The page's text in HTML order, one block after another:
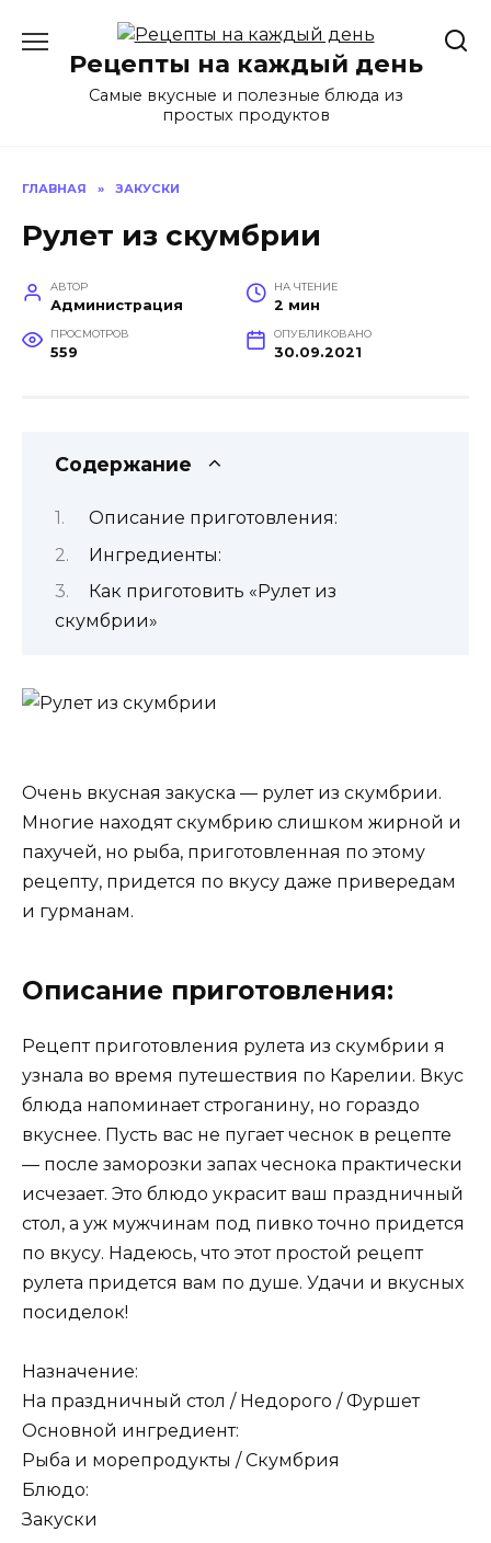
содержаниюРецепты на каждый день
Самые вкусные и полезные блюда из
простых продуктов
ГЛАВНАЯ » ЗАКУСКИ
Рулет из скумбрии
АВТОР
Администрация
НА ЧТЕНИЕ
2 мин
ПРОСМОТРОВ
559
ОПУБЛИКОВАНО
30.09.2021
Содержание
Описание приготовления:
Ингредиенты:
Как приготовить «Рулет из
скумбрии»
Очень вкусная закуска — рулет из скумбрии.
Многие находят скумбрию слишком жирной и
пахучей, но рыба, приготовленная по этому
рецепту, придется по вкусу даже привередам
и гурманам.
Описание приготовления:
Рецепт приготовления рулета из скумбрии я
узнала во время путешествия по Карелии. Вкус
блюда напоминает строганину, но гораздо
вкуснее. Пусть вас не пугает чеснок в рецепте
— после заморозки запах чеснока практически
исчезает. Это блюдо украсит ваш праздничный
стол, а уж мужчинам под пивко точно придется
по вкусу. Надеюсь, что этот простой рецепт
рулета придется вам по душе. Удачи и вкусных
посиделок!
Назначение:
На праздничный стол / Недорого / Фуршет
Основной ингредиент:
Рыба и морепродукты / Скумбрия
Блюдо:
Закуски